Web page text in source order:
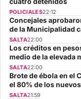
POLICIALES22:12
Concejales
de la Municipalidad
SALTA22:00
Los créditos en
medio de la elevada
SALTA22:00
Brote de ébola en el
el 80% de los
SALTA21:59